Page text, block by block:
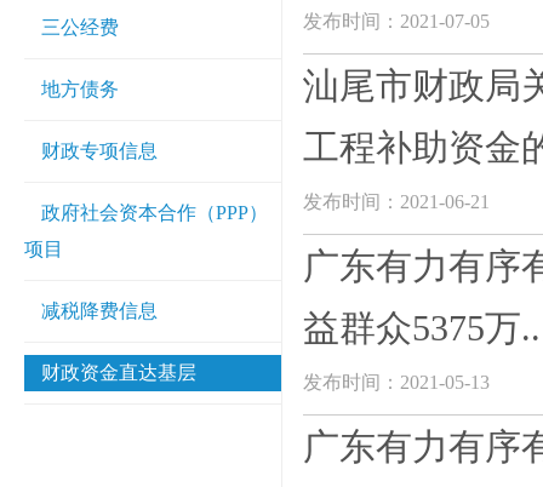
三公经费
地方债务
财政专项信息
政府社会资本合作（PPP）
项目
减税降费信息
财政资金直达基层
发布时间：2021-07-05
汕尾市财政局
工程补助资金
发布时间：2021-06-21
广东有力有序
益群众5375万
发布时间：2021-05-13
广东有力有序